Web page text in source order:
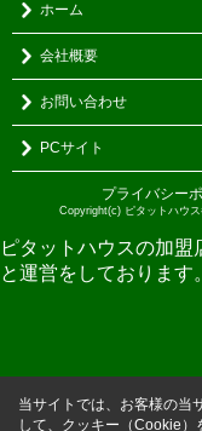
ホーム
会社概要
お問い合わせ
PCサイト
プライバシー
Copyright(c) ピタットハウ
ピタットハウスの加
と運営をしております。
当サイトでは、お客様の当
して、クッキー（Cookie）